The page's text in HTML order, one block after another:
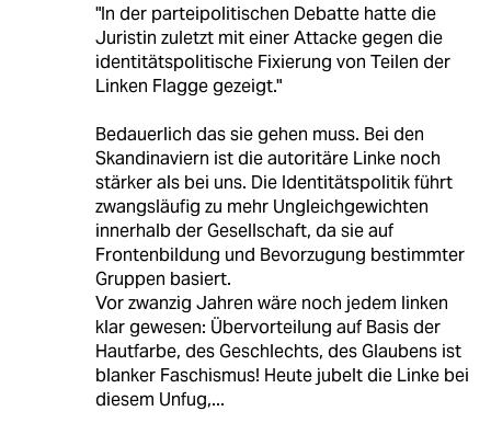
"In der parteipolitischen Debatte hatte die
Juristin zuletzt mit einer Attacke gegen die
identitätspolitische Fixierung von Teilen der
Linken Flagge gezeigt."
Bedauerlich das sie gehen muss. Bei den
Skandinaviern ist die autoritäre Linke noch
stärker als bei uns. Die Identitätspolitik führt
zwangsläufig zu mehr Ungleichgewichten
innerhalb der Gesellschaft, da sie auf
Frontenbildung und Bevorzugung bestimmter
Gruppen basiert.
Vor zwanzig Jahren wäre noch jedem linken
klar gewesen: Übervorteilung auf Basis der
Hautfarbe, des Geschlechts, des Glaubens ist
blanker Faschismus! Heute jubelt die Linke bei
diesem Unfug,...